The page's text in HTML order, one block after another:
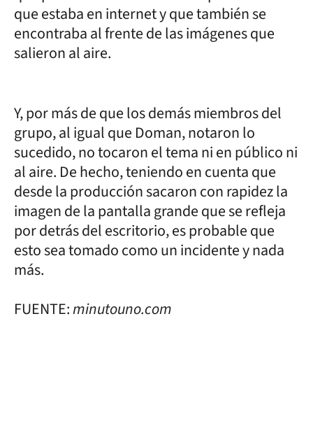
que estaba en internet y que también se
encontraba al frente de las imágenes que
salieron al aire.
Y, por más de que los demás miembros del
grupo, al igual que Doman, notaron lo
sucedido, no tocaron el tema ni en público ni
al aire. De hecho, teniendo en cuenta que
desde la producción sacaron con rapidez la
imagen de la pantalla grande que se refleja
por detrás del escritorio, es probable que
esto sea tomado como un incidente y nada
más.
FUENTE:minutouno.com